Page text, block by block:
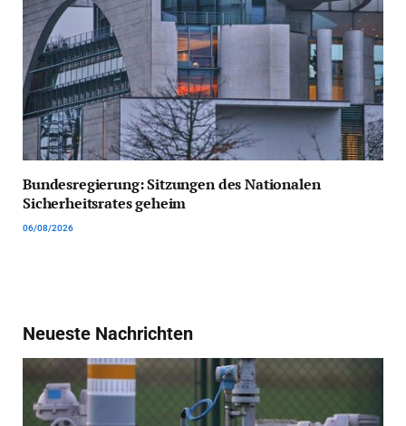
Bundesregierung: Sitzungen des Nationalen
Sicherheitsrates geheim
06/08/2026
Neueste Nachrichten